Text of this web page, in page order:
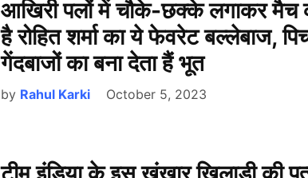
आखिरी पलों में चौके-छक्के लगाकर मैच
है रोहित शर्मा का ये फेवरेट बल्लेबाज,
गेंदबाजों का बना देता हैं भूत
by Rahul Karki October 5, 2023